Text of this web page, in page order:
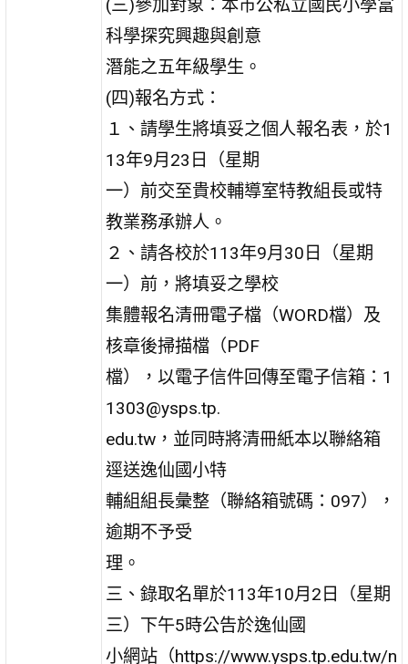
(三)參加對象：本市公私立國民小學富
科學探究興趣與創意
潛能之五年級學生。
(四)報名方式：
１、請學生將填妥之個人報名表，於1
13年9月23日（星期
一）前交至貴校輔導室特教組長或特
教業務承辦人。
２、請各校於113年9月30日（星期
一）前，將填妥之學校
集體報名清冊電子檔（WORD檔）及
核章後掃描檔（PDF
檔），以電子信件回傳至電子信箱：1
1303@ysps.tp.
edu.tw，並同時將清冊紙本以聯絡箱
逕送逸仙國小特
輔組組長彙整（聯絡箱號碼：097），
逾期不予受
理。
三、錄取名單於113年10月2日（星期
三）下午5時公告於逸仙國
小網站（https://www.ysps.tp.edu.tw/n